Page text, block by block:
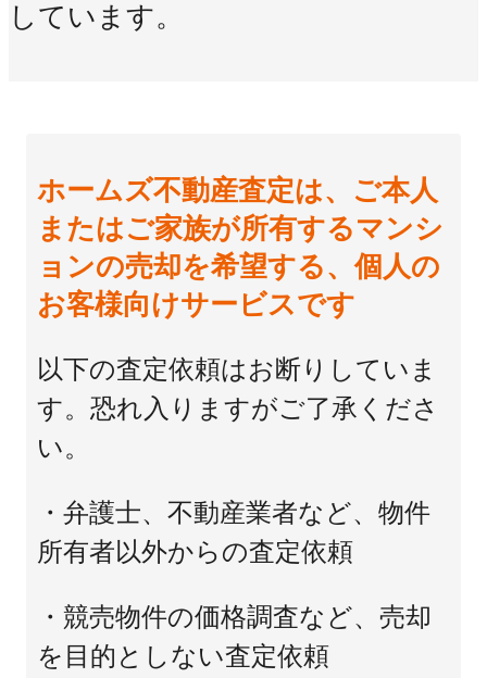
しています。
ホームズ不動産査定は、ご本人
またはご家族が所有するマンシ
ョンの売却を希望する、個人の
お客様向けサービスです
以下の査定依頼はお断りしていま
す。恐れ入りますがご了承くださ
い。
・弁護士、不動産業者など、物件
所有者以外からの査定依頼
・競売物件の価格調査など、売却
を目的としない査定依頼